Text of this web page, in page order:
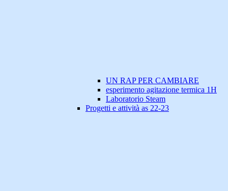
UN RAP PER CAMBIARE
esperimento agitazione termica 1H
Laboratorio Steam
Progetti e attività as 22-23